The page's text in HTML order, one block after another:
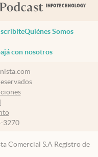
Quiénes Somos
con nosotros
3270
Comercial S.A Registro de